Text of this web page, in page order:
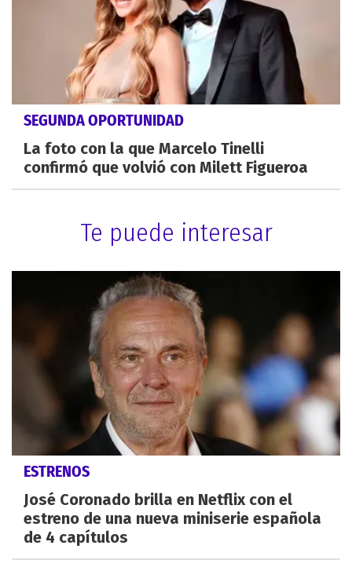
SEGUNDA OPORTUNIDAD
La foto con la que Marcelo Tinelli
confirmó que volvió con Milett Figueroa
Te puede interesar
ESTRENOS
José Coronado brilla en Netflix con el
estreno de una nueva miniserie española
de 4 capítulos